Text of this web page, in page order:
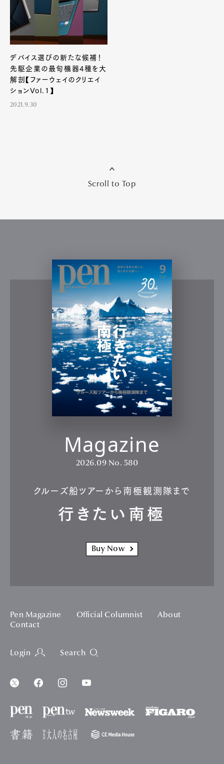
Art&Design Watch
Contact
デバイス選びの新たな候補！
先駆企業の最旬機器4種を大
解剖【ファーウェイのクリエイ
ションVol.1】
2021.9.30
Scroll to Top
Magazine
2026.09 No. 580
クルーズ船ツアーから南極観測隊まで
行きたい南極
Buy Now
Pen Magazine Official Columnist
About
Contact
Login Search